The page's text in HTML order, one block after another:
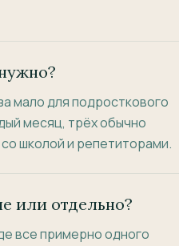
мало для подросткового
месяц, трёх обычно
школой и репетиторами.
или отдельно?
все примерно одного